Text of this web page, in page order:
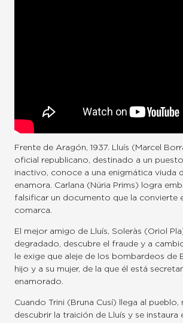
Frente de Aragón, 1937. Lluís (Marcel
oficial republicano, destinado a un
inactivo, conoce a una enigmática viuda
enamora. Carlana (Núria Prims) logra
falsificar un documento que la convierte
comarca.
El mejor amigo de Lluís, Soleràs (Oriol
degradado, descubre el fraude y a
le exige que aleje de los bombardeos de
hijo y a su mujer, de la que él está
enamorado.
Cuando Trini (Bruna Cusí) llega al pueblo,
descubrir la traición de Lluís y se instaura